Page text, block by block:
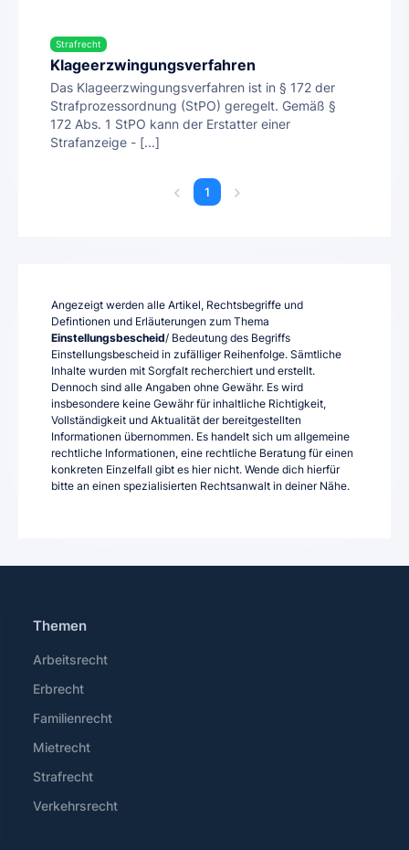
Strafrecht
Klageerzwingungsverfahren
Das Klageerzwingungsverfahren ist in § 172 der
Strafprozessordnung (StPO) geregelt. Gemäß §
172 Abs. 1 StPO kann der Erstatter einer
Strafanzeige - [...]
1
Angezeigt werden alle Artikel, Rechtsbegriffe und
Defintionen und Erläuterungen zum Thema
Einstellungsbescheid/ Bedeutung des Begriffs
Einstellungsbescheid in zufälliger Reihenfolge. Sämtliche
Inhalte wurden mit Sorgfalt recherchiert und erstellt.
Dennoch sind alle Angaben ohne Gewähr. Es wird
insbesondere keine Gewähr für inhaltliche Richtigkeit,
Vollständigkeit und Aktualität der bereitgestellten
Informationen übernommen. Es handelt sich um allgemeine
rechtliche Informationen, eine rechtliche Beratung für einen
konkreten Einzelfall gibt es hier nicht. Wende dich hierfür
bitte an einen spezialisierten Rechtsanwalt in deiner Nähe.
Themen
Arbeitsrecht
Erbrecht
Familienrecht
Mietrecht
Strafrecht
Verkehrsrecht